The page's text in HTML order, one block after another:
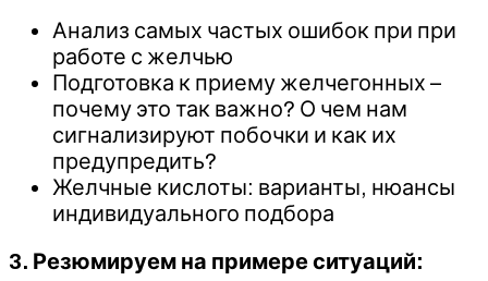
Анализ самых частых ошибок при при
работе с желчью
Подготовка к приему желчегонных –
почему это так важно? О чем нам
сигнализируют побочки и как их
предупредить?
Желчные кислоты: варианты, нюансы
индивидуального подбора
3. Резюмируем на примере ситуаций: